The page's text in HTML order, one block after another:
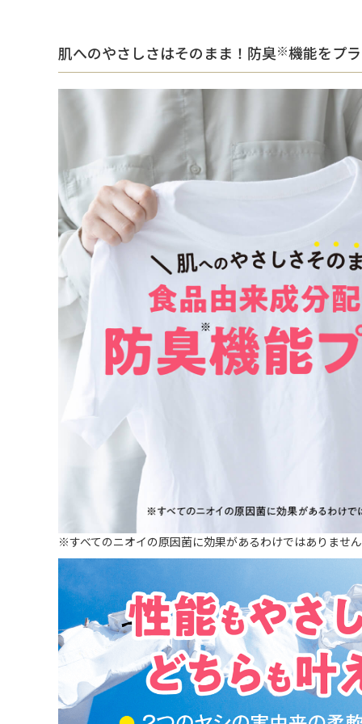
肌へのやさしさはそのまま！防臭※機能をプ
※すべてのニオイの原因菌に効果があるわけではありませ